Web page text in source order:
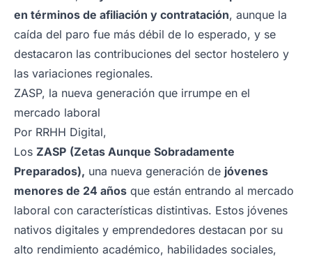
en términos de afiliación y contratación, aunque la
caída del paro fue más débil de lo esperado, y se
destacaron las contribuciones del sector hostelero y
las variaciones regionales.
ZASP, la nueva generación que irrumpe en el
mercado laboral
Por RRHH Digital,
Los ZASP (Zetas Aunque Sobradamente
Preparados), una nueva generación de jóvenes
menores de 24 años que están entrando al mercado
laboral con características distintivas. Estos jóvenes
nativos digitales y emprendedores destacan por su
alto rendimiento académico, habilidades sociales,